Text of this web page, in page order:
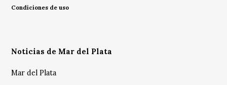
Condiciones de uso
Noticias de Mar del Plata
Mar del Plata